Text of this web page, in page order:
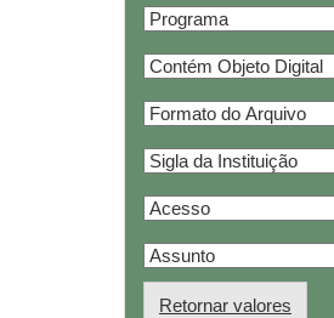
Retornar valores